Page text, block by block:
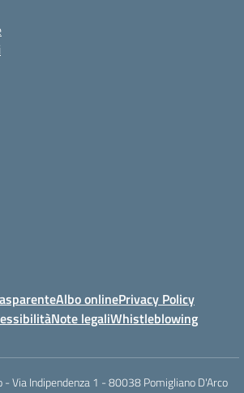
Albo onlinePrivacy Policy
Note legaliWhistleblowing
- Via Indipendenza 1 - 80038 Pomigliano D'Arco